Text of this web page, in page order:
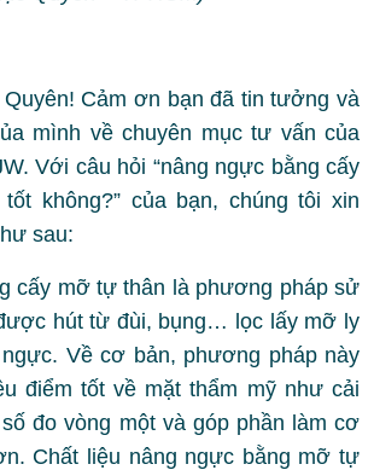
Quyên! Cảm ơn bạn đã tin tưởng và
mình về chuyên mục tư vấn của
Với câu hỏi “nâng ngực bằng cấy
không?” của bạn, chúng tôi xin
sau:
cấy mỡ tự thân là phương pháp sử
hút từ đùi, bụng… lọc lấy mỡ ly
Về cơ bản, phương pháp này
điểm tốt về mặt thẩm mỹ như cải
đo vòng một và góp phần làm cơ
Chất liệu nâng ngực bằng mỡ tự